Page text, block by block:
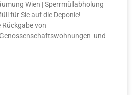
Wien | Sperrmüllabholung
für Sie auf die Deponie!
von
und